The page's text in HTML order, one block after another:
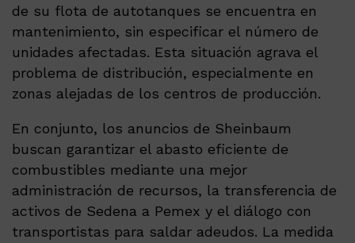
de su flota de autotanques se encuentra en
mantenimiento, sin especificar el número de
unidades afectadas. Esta situación agrava el
problema de distribución, especialmente en
zonas alejadas de los centros de producción.
En conjunto, los anuncios de Sheinbaum
buscan garantizar el abasto eficiente de
combustibles mediante una mejor
administración de recursos, la transferencia de
activos de Sedena a Pemex y el diálogo con
transportistas para saldar adeudos. La medida